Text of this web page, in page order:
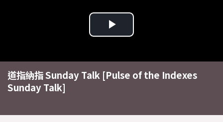
Play
Video
道指納指 Sunday Talk [Pulse of the Indexes
Sunday Talk]